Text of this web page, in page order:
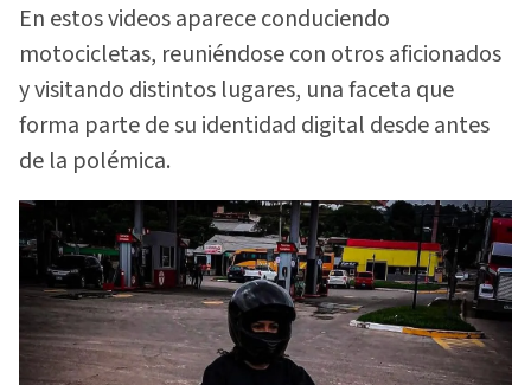
En estos videos aparece conduciendo
motocicletas, reuniéndose con otros aficionados
y visitando distintos lugares, una faceta que
forma parte de su identidad digital desde antes
de la polémica.